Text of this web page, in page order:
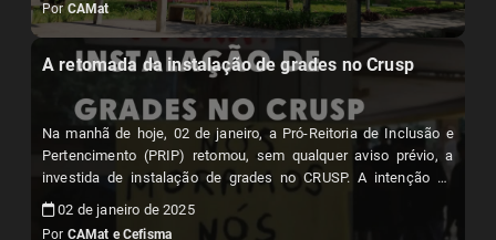
Por CAMat
A retomada da instalação de grades no Crusp
Na manhã de hoje, 02 de janeiro, a Pró-Reitoria de Inclusão e
Pertencimento (PRIP) retomou, sem qualquer aviso prévio, a
investida de instalação de grades no CRUSP. A intenção de
gradear a moradia estudantil sobre o discurso cínico e
oportunista de “melhorar a segurança dos moradores” teve
02 de janeiro de 2025
Por CAMat e Cefisma